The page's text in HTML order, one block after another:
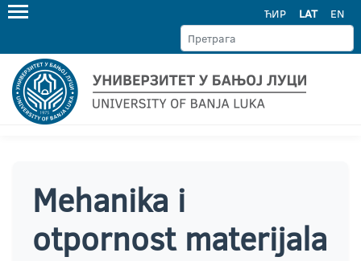
ЋИР LAT EN
Mehanika i
otpornost materijala